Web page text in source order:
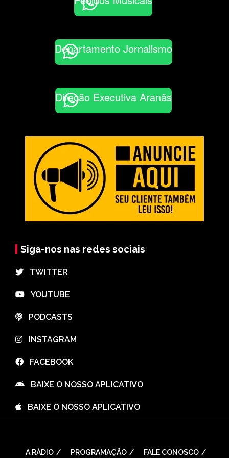
Departamento Jornalismo
Direção Executiva Aranãs
Siga-nos nas redes sociais
⠀TWITTER
⠀YOUTUBE
⠀PODCASTS
⠀INSTAGRAM
⠀FACEBOOK
⠀BAIXE O NOSSO APLICATIVO
⠀BAIXE O NOSSO APLICATIVO
A RÁDIO PROGRAMAÇÃO FALE CONOSCO